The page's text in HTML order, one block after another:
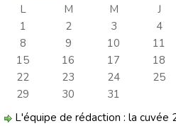
L
M M J
1
2 3 4
8
9 10 11
15
16 17 18
22
23 24 25
29
30
31
L'équipe de rédaction : la cuvée